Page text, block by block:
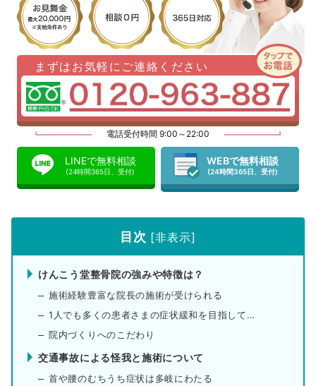
まずはお気軽にご連絡ください
電話受付時間 9:00～22:00
LINEで無料相談
(24時間365日、受付)
WEBで無料相談
(24時間365日、受付)
目次 [非表示]
けんこう堂整骨院の強みや特徴は？
施術経験豊富な院長の施術が受けられる
1人でも多くの患者さまの症状緩和を目指して…
院内づくりへのこだわり
交通事故による怪我と施術について
首や腰のむちうち症状は多岐にわたる